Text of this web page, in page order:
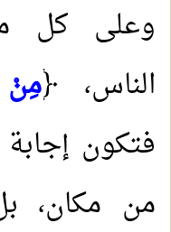
وعلى كل
الناس، ﴿
فتكون
من مكان،